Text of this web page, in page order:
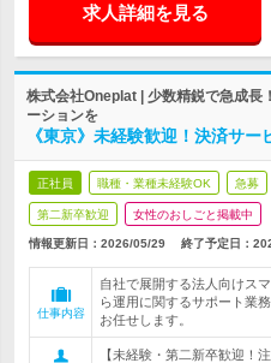
求人詳細を見る
株式会社Oneplat | 少数精鋭で急成
ーションを
《東京》未経験歓迎！決済サー
正社員 職種・業種未経験OK 急募
第二新卒歓迎 女性のおしごと掲載中
情報更新日：2026/05/29 終了予定日：
仕事内容
自社で展開する法人向けス
ら運用に関するサポート業
お任せします。
【未経験・第二新卒歓迎！